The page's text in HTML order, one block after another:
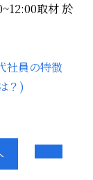
取材 於
社員の特徴
？)